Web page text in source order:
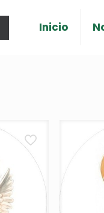
Inicio